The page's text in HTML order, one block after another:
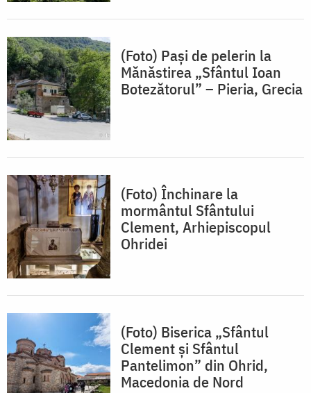
(Foto) Pași de pelerin la
Mănăstirea „Sfântul Ioan
Botezătorul” – Pieria, Grecia
(Foto) Închinare la
mormântul Sfântului
Clement, Arhiepiscopul
Ohridei
(Foto) Biserica „Sfântul
Clement și Sfântul
Pantelimon” din Ohrid,
Macedonia de Nord